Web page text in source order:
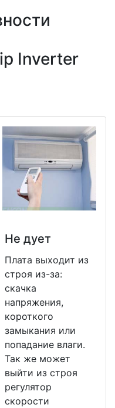
Inverter
Не дует
Плата выходит из
строя из-за:
скачка
напряжения,
короткого
замыкания или
попадание влаги.
Так же может
выйти из строя
регулятор
скорости